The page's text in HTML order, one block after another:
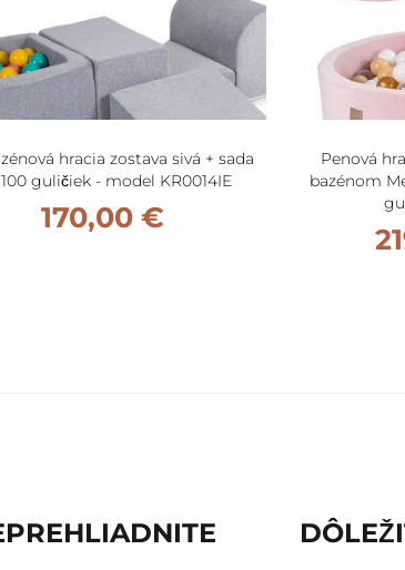
hracia zostava sivá + sada
100 guličiek - model KR0014IE
170,00 €
Penová
bazénom